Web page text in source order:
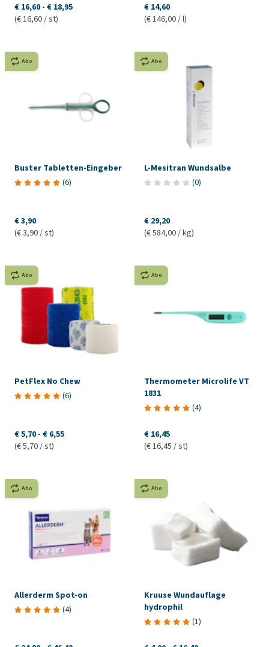
€ 16,60 - € 18,95
(€ 16,60 / st)
€ 14,60
(€ 146,00 / l)
Abo
Buster Tabletten-Eingeber
(6)
€ 3,90
(€ 3,90 / st)
Abo
L-Mesitran Wundsalbe
(0)
€ 29,20
(€ 584,00 / kg)
Abo
PetFlex No Chew
(6)
€ 5,70 - € 6,55
(€ 5,70 / st)
Abo
Thermometer Microlife VT
1831
(4)
€ 16,45
(€ 16,45 / st)
Abo
Allerderm Spot-on
(4)
Abo
Kruuse Wundauflage
hydrophil
(1)